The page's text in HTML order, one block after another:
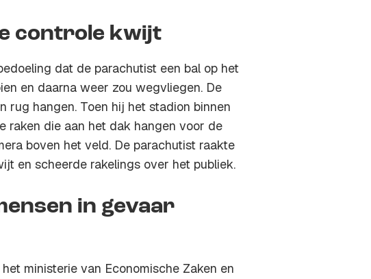
controle kwijt
dat de parachutist een bal op het
en daarna weer zou wegvliegen. De
rug hangen. Toen hij het stadion binnen
raken die aan het dak hangen voor de
boven het veld. De parachutist raakte
en scheerde rakelings over het publiek.
in gevaar
ministerie van Economische Zaken en